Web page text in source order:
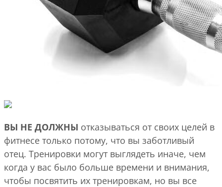
ВЫ НЕ ДОЛЖНЫ отказываться от своих целей в
фитнесе только потому, что вы заботливый
отец. Тренировки могут выглядеть иначе, чем
когда у вас было больше времени и внимания,
чтобы посвятить их тренировкам, но вы все